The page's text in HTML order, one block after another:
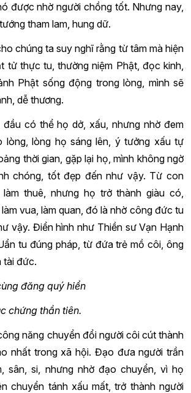
được nhờ người chồng tốt. Nhưng nay,
tham lam, hung dữ.
chúng ta suy nghĩ rằng từ tâm mà hiện
tử thực tu, thường niệm Phật, đọc kinh,
Phật sống động trong lòng, mình sẽ
dễ thương.
đầu có thể họ dở, xấu, nhưng nhờ đem
lòng, lòng họ sáng lên, ý tưởng xấu tự
thời gian, gặp lại họ, mình không ngờ
chóng, tốt đẹp đến như vậy. Từ con
làm thuê, nhưng họ trở thành giàu có,
vua, làm quan, đó là nhờ công đức tu
vậy. Điển hình như Thiền sư Vạn Hạnh
tu đúng pháp, từ đứa trẻ mồ côi, ông
tài đức.
đăng quý hiển
chứng thần tiên.
năng chuyển đổi người côi cút thành
nhất trong xã hội. Đạo đưa người trần
sân, si, nhưng nhờ đạo chuyển, vì họ
chuyển tánh xấu mất, trở thành người